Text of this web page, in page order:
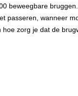
beweegbare
passeren, wanneer
zorg je dat de